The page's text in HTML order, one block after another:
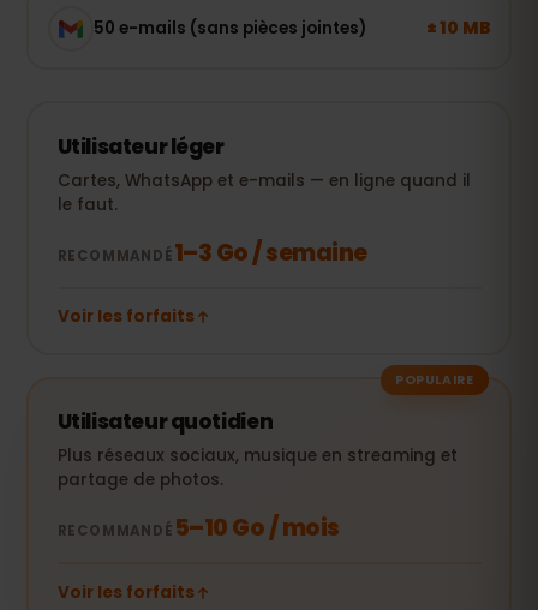
50 e-mails (sans pièces jointes) ± 10 MB
Utilisateur léger
Cartes, WhatsApp et e-mails — en ligne quand il
le faut.
RECOMMANDÉ1–3 Go / semaine
Voir les forfaits
POPULAIRE
Utilisateur quotidien
Plus réseaux sociaux, musique en streaming et
partage de photos.
RECOMMANDÉ 5–10 Go / mois
Voir les forfaits